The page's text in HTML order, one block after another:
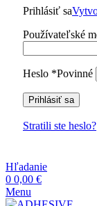
Prihlásiť sa
Používateľské
Heslo *Povinné
Prihlásiť sa
Stratili ste heslo?
Hľadanie
0 0,00 €
Menu